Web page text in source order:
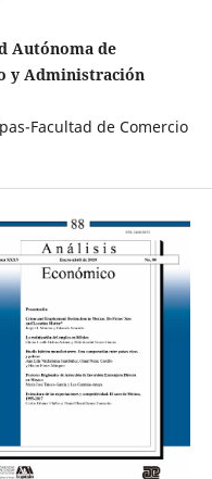
Autónoma de
y Administración
Facultad de Comercio